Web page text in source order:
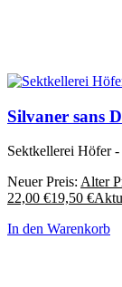
Silvaner sans
Sektkellerei Höfer
Neuer Preis: Alter
22,00 €19,50 €
In den Warenkorb